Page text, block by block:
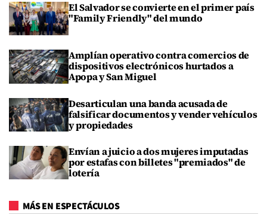
El Salvador se convierte en el primer país
"Family Friendly" del mundo
Amplían operativo contra comercios de
dispositivos electrónicos hurtados a
Apopa y San Miguel
Desarticulan una banda acusada de
falsificar documentos y vender vehículos
y propiedades
Envían a juicio a dos mujeres imputadas
por estafas con billetes "premiados" de
lotería
MÁS EN ESPECTÁCULOS